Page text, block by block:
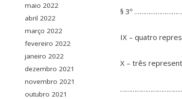
maio 2022
abril 2022
março 2022
fevereiro 2022
janeiro 2022
dezembro 2021
novembro 2021
outubro 2021
§ 3º
IX – quatro
X – três